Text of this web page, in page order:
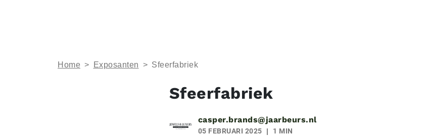
Home > Exposanten > Sfeerfabriek
Sfeerfabriek
casper.brands@jaarbeurs.nl
05 FEBRUARI 2025 1 MIN